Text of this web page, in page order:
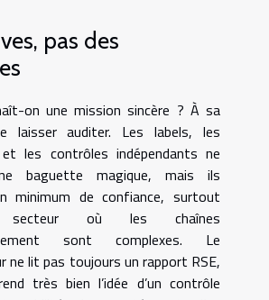
pas des
on une mission sincère ? À sa
laisser auditer. Les labels, les
les contrôles indépendants ne
baguette magique, mais ils
minimum de confiance, surtout
où les chaînes
sont complexes. Le
ne lit pas toujours un rapport RSE,
très bien l’idée d’un contrôle